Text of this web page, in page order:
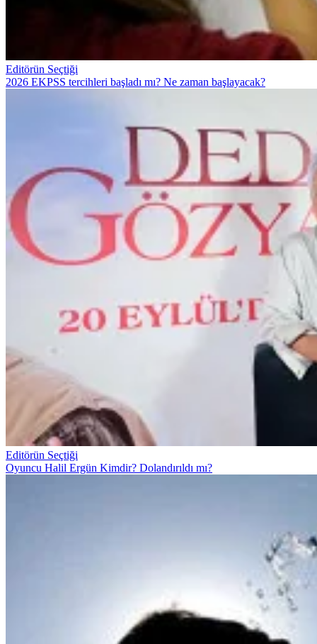
Editörün Seçtiği
2026 EKPSS tercihleri başladı mı? Ne zaman başlayacak?
Editörün Seçtiği
Oyuncu Halil Ergün Kimdir? Dolandırıldı mı?